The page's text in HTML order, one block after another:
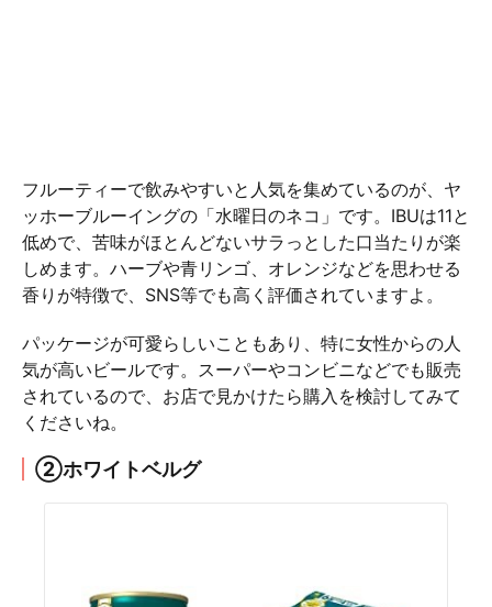
フルーティーで飲みやすいと人気を集めているのが、ヤ
ッホーブルーイングの「水曜日のネコ」です。IBUは11と
低めで、苦味がほとんどないサラっとした口当たりが楽
しめます。ハーブや青リンゴ、オレンジなどを思わせる
香りが特徴で、SNS等でも高く評価されていますよ。
パッケージが可愛らしいこともあり、特に女性からの人
気が高いビールです。スーパーやコンビニなどでも販売
されているので、お店で見かけたら購入を検討してみて
くださいね。
②ホワイトベルグ